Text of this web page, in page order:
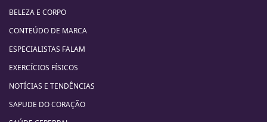
BELEZA E CORPO
CONTEÚDO DE MARCA
ESPECIALISTAS FALAM
EXERCÍCIOS FÍSICOS
NOTÍCIAS E TENDÊNCIAS
SAPUDE DO CORAÇÃO